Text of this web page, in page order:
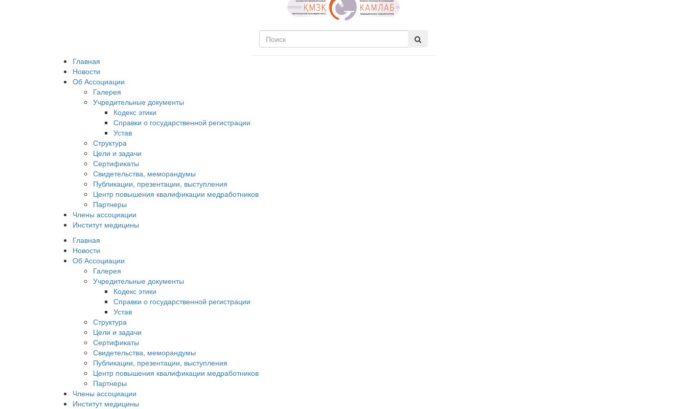
Главная
Новости
Об Ассоциации
Галерея
Учредительные документы
Кодекс этики
Справки о государственной регистрации
Устав
Структура
Цели и задачи
Сертификаты
Свидетельства, меморандумы
Публикации, презентации, выступления
Центр повышения квалификации медработников
Партнеры
Члены ассоциации
Институт медицины
Главная
Новости
Об Ассоциации
Галерея
Учредительные документы
Кодекс этики
Справки о государственной регистрации
Устав
Структура
Цели и задачи
Сертификаты
Свидетельства, меморандумы
Публикации, презентации, выступления
Центр повышения квалификации медработников
Партнеры
Члены ассоциации
Институт медицины